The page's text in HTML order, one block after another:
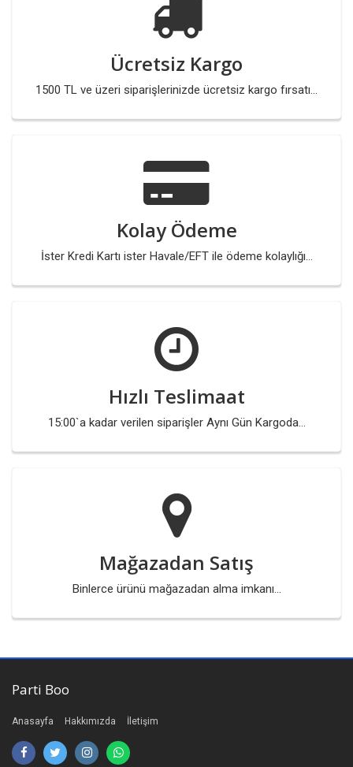
Ücretsiz Kargo
1500 TL ve üzeri siparişlerinizde ücretsiz kargo fırsatı...
Kolay Ödeme
İster Kredi Kartı ister Havale/EFT ile ödeme kolaylığı...
Hızlı Teslimaat
15:00`a kadar verilen siparişler Aynı Gün Kargoda...
Mağazadan Satış
Binlerce ürünü mağazadan alma imkanı...
Parti Boo
Anasayfa Hakkımızda İletişim